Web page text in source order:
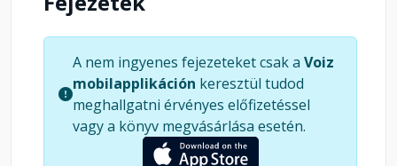
A nem ingyenes fejezeteket csak a Voiz
mobilapplikáción keresztül tudod
meghallgatni érvényes előfizetéssel
vagy a könyv megvásárlása esetén.